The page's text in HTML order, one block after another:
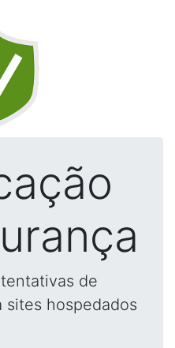
de
sites hospedados